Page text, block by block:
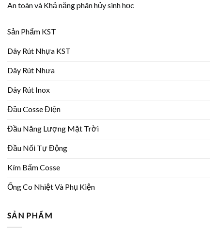
An toàn và Khả năng phân hủy sinh học
Sản Phẩm KST
Dây Rút Nhựa KST
Dây Rút Nhựa
Dây Rút Inox
Đầu Cosse Điện
Đầu Năng Lượng Mặt Trời
Đầu Nối Tự Động
Kím Bấm Cosse
Ống Co Nhiệt Và Phụ Kiện
SẢN PHẨM